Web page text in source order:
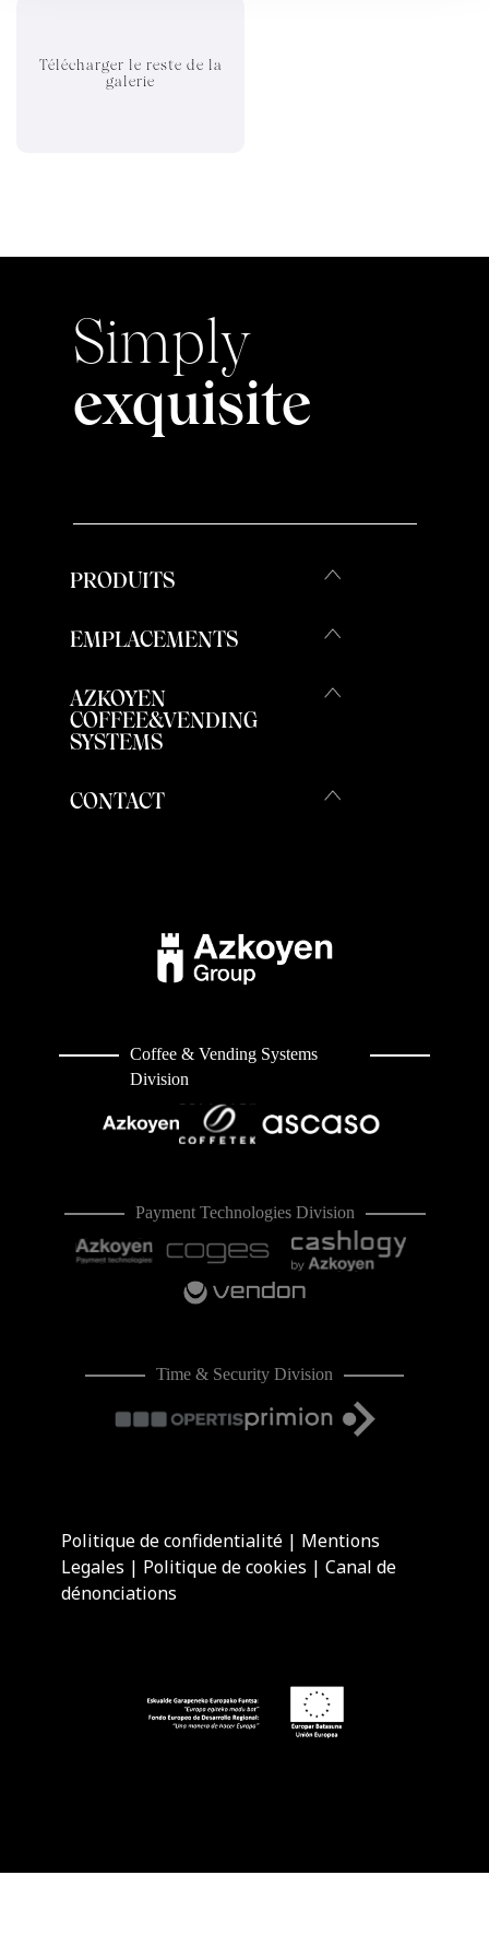
Télécharger le reste de la
galerie
Simply
exquisite
PRODUITS
EMPLACEMENTS
AZKOYEN
COFFEE&VENDING
SYSTEMS
CONTACT
Coffee & Vending Systems
Division
Payment Technologies Division
Time & Security Division
Politique de confidentialité | Mentions
Legales | Politique de cookies |Canal de
dénonciations